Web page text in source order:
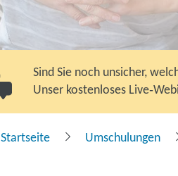
Sind Sie noch unsicher,
Unser kostenloses
Startseite Umschulungen